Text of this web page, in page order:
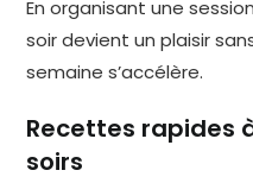
En organisant une
soir devient un plaisir
semaine s’accélère.
Recettes rapides
soirs